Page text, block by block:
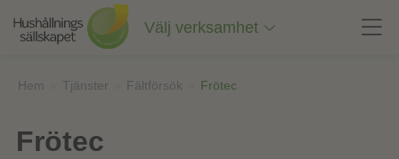
innehåll
Välj verksamhet
Hem Tjänster Fältförsök Frötec
Frötec